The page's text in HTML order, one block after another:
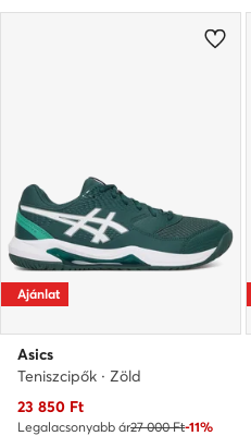
Ajánlat
Asics
Teniszcipők · Zöld
Aktuális ár
23 850 Ft
Legalacsonyabb ár27 000 Ft-11%